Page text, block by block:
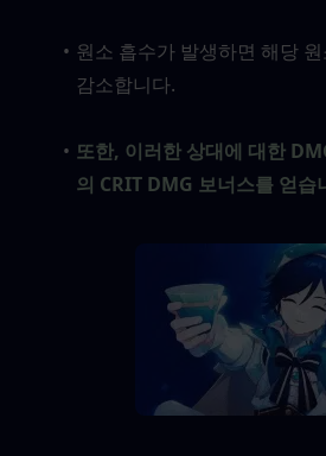
원소 흡수가 발생하면 해당
감소합니다.
또한, 이러한 상대에 대한
의 CRIT DMG 보너스를 얻습